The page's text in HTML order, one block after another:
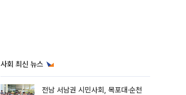
사회 최신 뉴스
전남 서남권 시민사회, 목포대·순천